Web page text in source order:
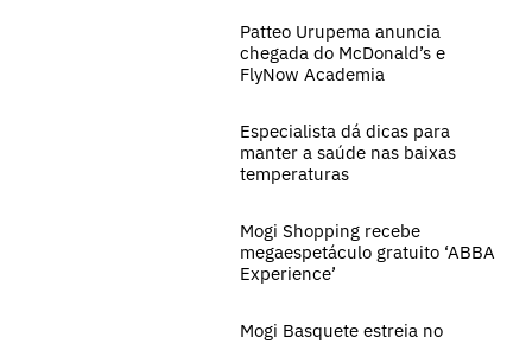
Patteo Urupema anuncia
chegada do McDonald’s e
FlyNow Academia
Especialista dá dicas para
manter a saúde nas baixas
temperaturas
Mogi Shopping recebe
megaespetáculo gratuito ‘ABBA
Experience’
Mogi Basquete estreia no